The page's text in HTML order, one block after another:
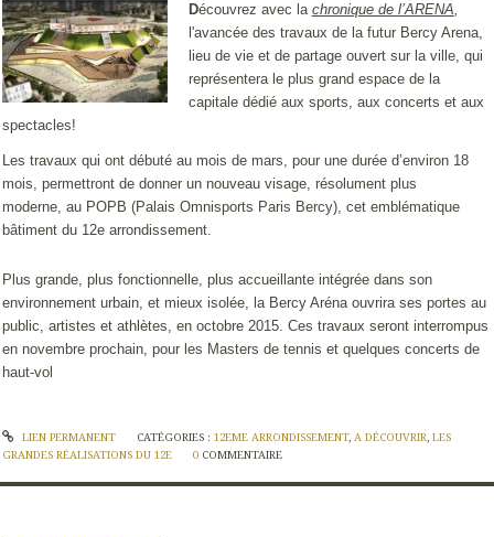
Découvrez avec la chronique de l’ARENA,
l'avancée des travaux de la futur Bercy Arena,
lieu de vie et de partage ouvert sur la ville, qui
représentera le plus grand espace de la
capitale dédié aux sports, aux concerts et aux
spectacles!
Les travaux qui ont débuté au mois de mars, pour une durée d’environ 18
mois, permettront de donner un nouveau visage, résolument plus
moderne, au POPB (Palais Omnisports Paris Bercy), cet emblématique
bâtiment du 12e arrondissement.
Plus grande, plus fonctionnelle, plus accueillante intégrée dans son
environnement urbain, et mieux isolée, la Bercy Aréna ouvrira ses portes au
public, artistes et athlètes, en octobre 2015 . Ces travaux seront interrompus
en novembre prochain, pour les Masters de tennis et quelques concerts de
haut-vol
LIEN PERMANENT CATÉGORIES : 12EME ARRONDISSEMENT, A DÉCOUVRIR, LES
GRANDES RÉALISATIONS DU 12E
0 COMMENTAIRE